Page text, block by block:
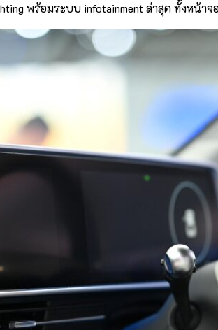
พร้อมระบบ infotainment ล่าสุด ทั้งหน้าจอ